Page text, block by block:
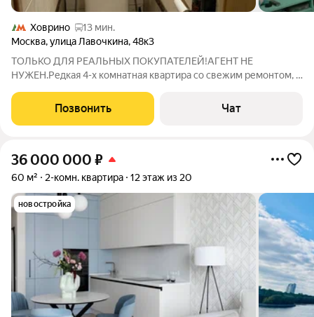
Ховрино
13 мин.
Москва,улица Лавочкина,48к3
ТОЛЬКО ДЛЯ РЕАЛЬНЫХ ПОКУПАТЕЛЕЙ!АГЕНТ НЕ
НУЖЕН.Редкая 4-х комнатная квартира со свежим ремонтом, с
севере Москвы, расположена в торце дома, окна на восток и
север.ПРЕИМУЩЕСТВА: 1. Высокий первый
Позвонить Чат
36 000 000 ₽
60 м² 2-комн. квартира 12 этаж из 20
новостройка